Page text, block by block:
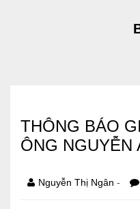
Tin tức cổ đông
Đại hội cổ đông
THÔNG BÁO
ÔNG NGUYỄN
Nguyễn Thị Ngân -